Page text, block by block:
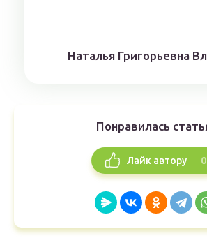
Наталья Григорьевна
Понравилась
Лайк автору 0